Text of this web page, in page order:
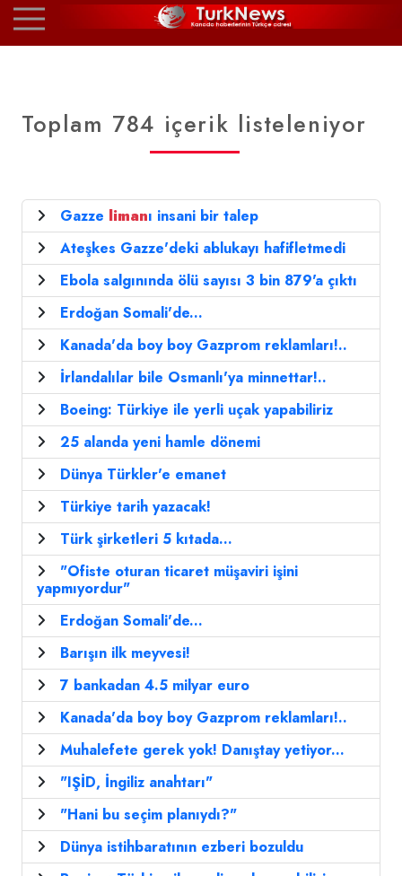
Toplam 784 içerik listeleniyor
Gazze limanı insani bir talep
Ateşkes Gazze'deki ablukayı hafifletmedi
Ebola salgınında ölü sayısı 3 bin 879'a çıktı
Erdoğan Somali'de...
Kanada'da boy boy Gazprom reklamları!..
İrlandalılar bile Osmanlı'ya minnettar!..
Boeing: Türkiye ile yerli uçak yapabiliriz
25 alanda yeni hamle dönemi
Dünya Türkler'e emanet
Türkiye tarih yazacak!
Türk şirketleri 5 kıtada...
"Ofiste oturan ticaret müşaviri işini
yapmıyordur"
Erdoğan Somali'de...
Barışın ilk meyvesi!
7 bankadan 4.5 milyar euro
Kanada'da boy boy Gazprom reklamları!..
Muhalefete gerek yok! Danıştay yetiyor...
"IŞİD, İngiliz anahtarı"
"Hani bu seçim planıydı?"
Dünya istihbaratının ezberi bozuldu